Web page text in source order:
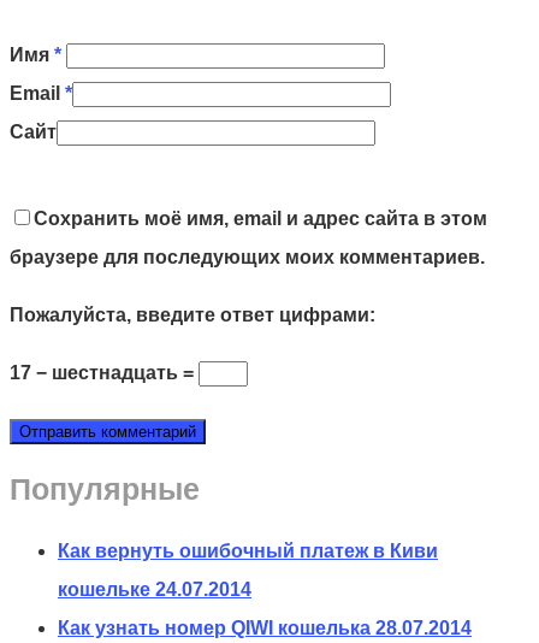
Имя *
Email *
Сайт
Сохранить моё имя, email и адрес сайта в этом
браузере для последующих моих комментариев.
Пожалуйста, введите ответ цифрами:
17 − шестнадцать =
Популярные
Как вернуть ошибочный платеж в Киви
кошельке 24.07.2014
Как узнать номер QIWI кошелька 28.07.2014